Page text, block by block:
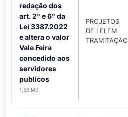
redação dos
art. 2º e 6º da
Lei 3387.2022
e altera o valor
Vale Feira
concedido aos
servidores
publicos
1,59 MB
PROJETOS
DE LEI EM
TRAMITAÇÃO